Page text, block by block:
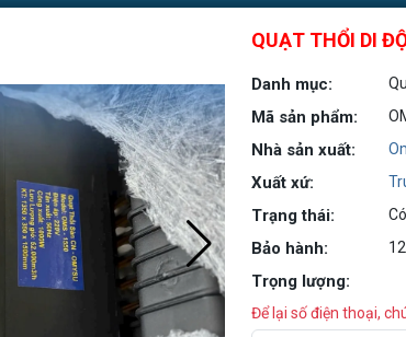
QUẠT THỔI DI
Danh mục:
Mã sản phẩm:
Nhà sản xuất:
Xuất xứ:
Trạng thái:
Bảo hành:
Trọng lượng:
Để lại số điện thoại,